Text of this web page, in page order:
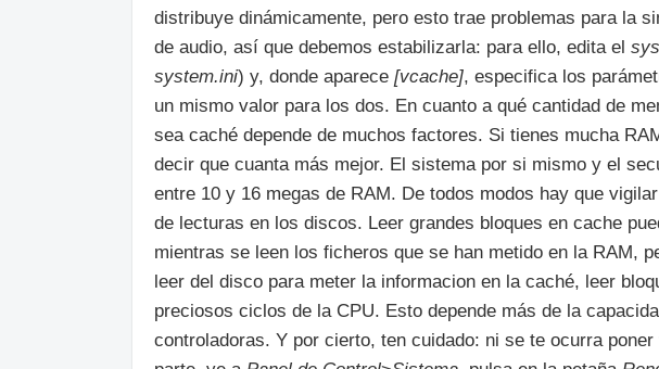
distribuye dinámicamente, pero esto trae problemas para la
de audio, así que debemos estabilizarla: para ello, edita el
system.ini) y, donde aparece [vcache], especifica los
un mismo valor para los dos. En cuanto a qué cantidad de
sea caché depende de muchos factores. Si tienes mucha
decir que cuanta más mejor. El sistema por si mismo y el
entre 10 y 16 megas de RAM. De todos modos hay que
de lecturas en los discos. Leer grandes bloques en cache
mientras se leen los ficheros que se han metido en la RAM,
leer del disco para meter la informacion en la caché, leer
preciosos ciclos de la CPU. Esto depende más de la
controladoras. Y por cierto, ten cuidado: ni se te ocurra